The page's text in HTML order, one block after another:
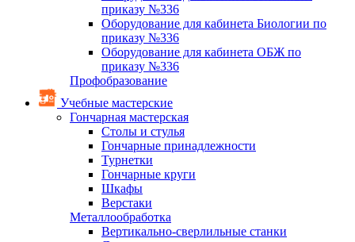
приказу №336
Оборудование для кабинета Биологии по
приказу №336
Оборудование для кабинета ОБЖ по
приказу №336
Профобразование
Учебные мастерские
Гончарная мастерская
Столы и стулья
Гончарные принадлежности
Турнетки
Гончарные круги
Шкафы
Верстаки
Металлообработка
Вертикально-сверлильные станки